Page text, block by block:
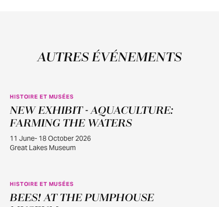
AUTRES ÉVÉNEMENTS
JUIN
11
HISTOIRE ET MUSÉES
NEW EXHIBIT - AQUACULTURE:
FARMING THE WATERS
11 June- 18 October 2026
Great Lakes Museum
JUIN
HISTOIRE ET MUSÉES
BEES! AT THE PUMPHOUSE